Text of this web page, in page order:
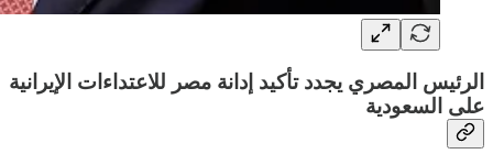
الرئيس المصري يجدد تأكيد إدانة مصر للاعتداءات الإيرانية
على السعودية